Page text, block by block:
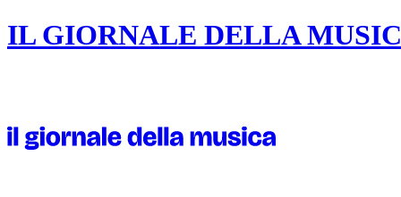
IL GIORNALE DELLA